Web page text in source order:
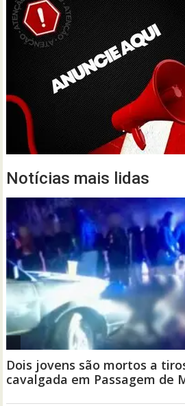
Notícias mais lidas